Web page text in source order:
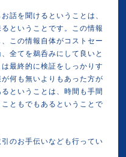
話を聞けるということは、
ということです。この情報
この情報自体がコストセー
全てを鵜呑みにして良いと
最終的に検証をしっかりす
何も無いよりもあった方が
ということは、時間も手間
ともでもあるということで
のお手伝いなども行ってい